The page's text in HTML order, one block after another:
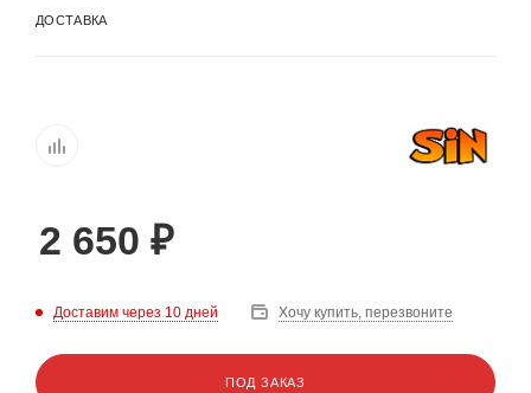
ДОСТАВКА
2 650 ₽
Доставим через 10 дней Хочу купить, перезвоните
ПОД ЗАКАЗ